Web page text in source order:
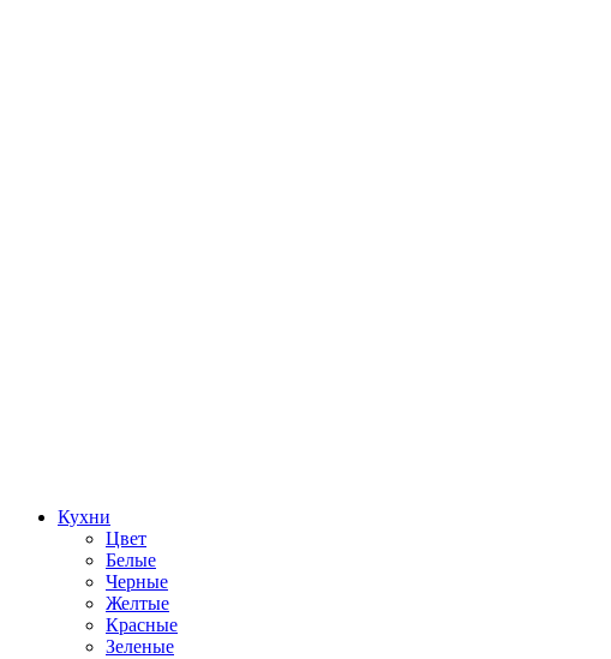
Кухни
Цвет
Белые
Черные
Желтые
Красные
Зеленые